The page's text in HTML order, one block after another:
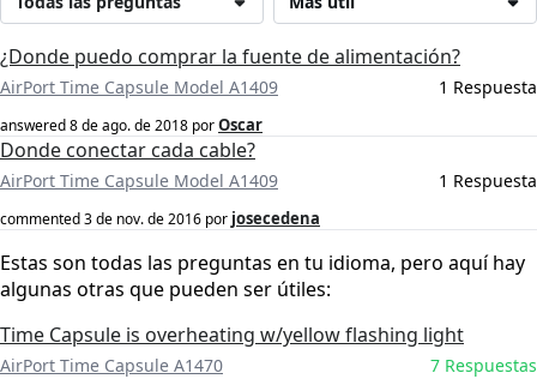
¿Donde puedo comprar la fuente de alimentación?
AirPort Time Capsule Model A1409 1 Respuesta
answered8 de ago. de 2018 porOscar
Donde conectar cada cable?
AirPort Time Capsule Model A1409 1 Respuesta
commented3 de nov. de 2016 por josecedena
Estas son todas las preguntas en tu idioma, pero aquí hay
algunas otras que pueden ser útiles:
Time Capsule is overheating w/yellow flashing light
AirPort Time Capsule A1470 7 Respuestas